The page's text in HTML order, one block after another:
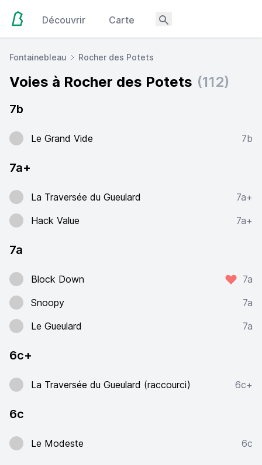
Découvrir Carte
Fontainebleau Rocher des Potets
Voies à Rocher des Potets (112)
7b
Le Grand Vide 7b
7a+
La Traversée du Gueulard
7a+
Hack Value
7a+
7a
Block Down
7a
Snoopy
7a
Le Gueulard
7a
6c+
La Traversée du Gueulard (raccourci) 6c+
6c
Le Modeste 6c